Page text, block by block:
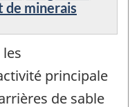
de minerais
principale
de sable